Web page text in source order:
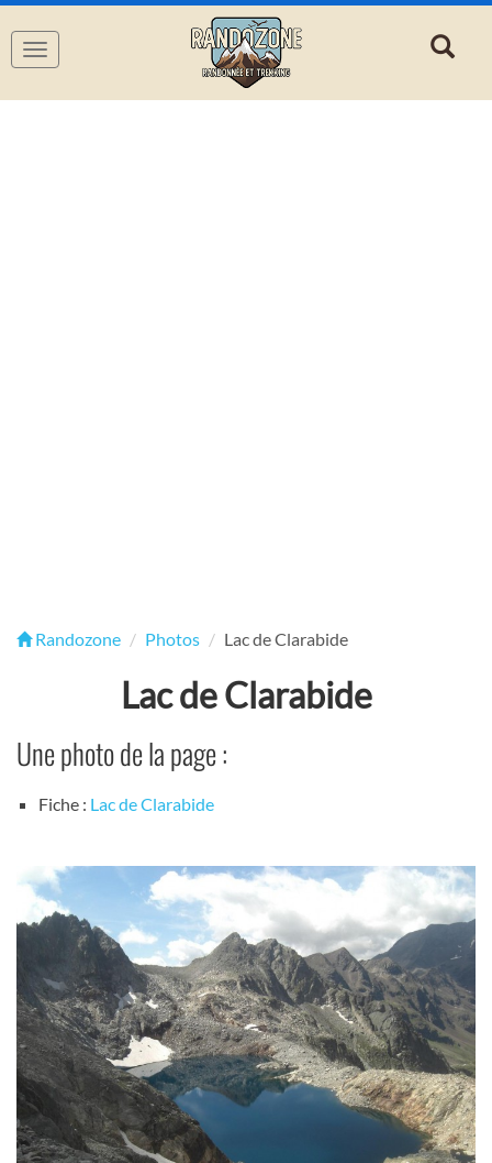
Navigation
Randozone Photos Lac de Clarabide
Lac de Clarabide
Une photo de la page :
Fiche : Lac de Clarabide